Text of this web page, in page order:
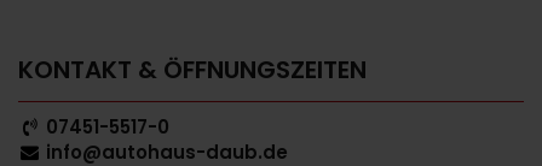
KONTAKT & ÖFFNUNGSZEITEN
07451-5517-0
info@autohaus-daub.de